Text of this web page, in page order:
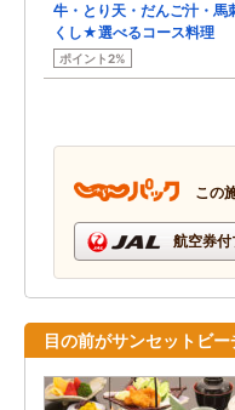
牛・とり天・だんご汁・馬
くし★選べるコース料理
ポイント2%
この
航空券
目の前がサンセットビ